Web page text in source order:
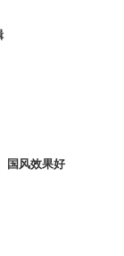
国风效果好